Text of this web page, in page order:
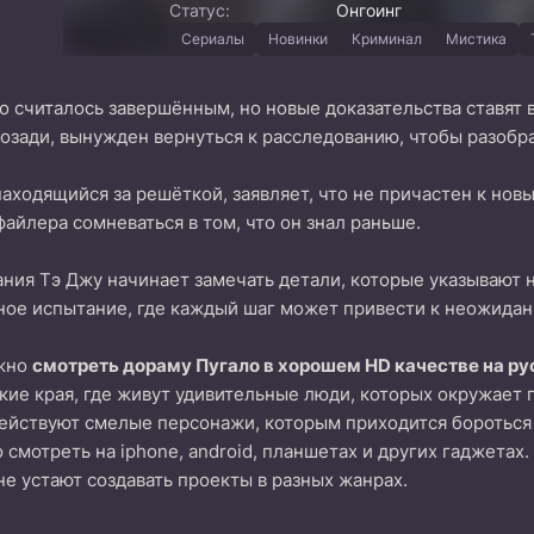
Статус: Онгоинг
Сериалы Новинки Криминал Мистика
считалось завершённым, но новые доказательства
вынужден вернуться к расследованию, чтобы
за решёткой, заявляет, что не причастен к
сомневаться в том, что он знал раньше.
Тэ Джу начинает замечать детали, которые указывают
испытание, где каждый шаг может привести к
смотреть дораму Пугало в хорошем HD качестве на
края, где живут удивительные люди, которых
смелые персонажи, которым приходится
на iphone, android, планшетах и других
устают создавать проекты в разных жанрах.